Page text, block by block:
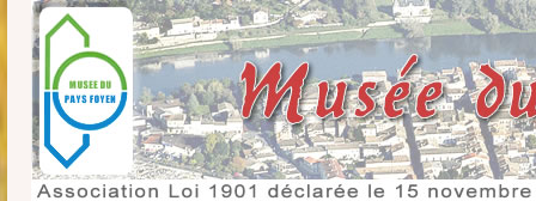
Les hôpitaux temporaires de la 1°